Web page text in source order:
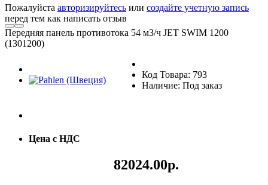
Пожалуйста авторизируйтесь или создайте учетную запись
перед тем как написать отзыв
Передняя панель противотока 54 м3/ч JET SWIM 1200
(1301200)
Код Товара: 793
Наличие: Под заказ
Цена с НДС
82024.00р.